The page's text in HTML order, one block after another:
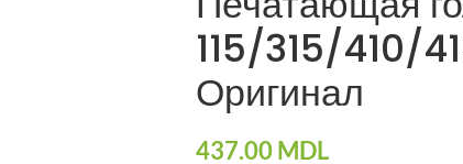
115/315/410/
Оригинал
437.00MDL